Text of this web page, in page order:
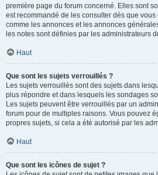
première page du forum concerné. Elles sont
est recommandé de les consulter dès que
comme les annonces et les annonces
les notes sont définies par les administrateurs
Haut
Que sont les sujets verrouillés ?
Les sujets verrouillés sont des sujets dans
plus répondre et dans lesquels les sondages
Les sujets peuvent être verrouillés par un
forum pour de multiples raisons. Vous pouvez
propres sujets, si cela a été autorisé par les
Haut
Que sont les icônes de sujet ?